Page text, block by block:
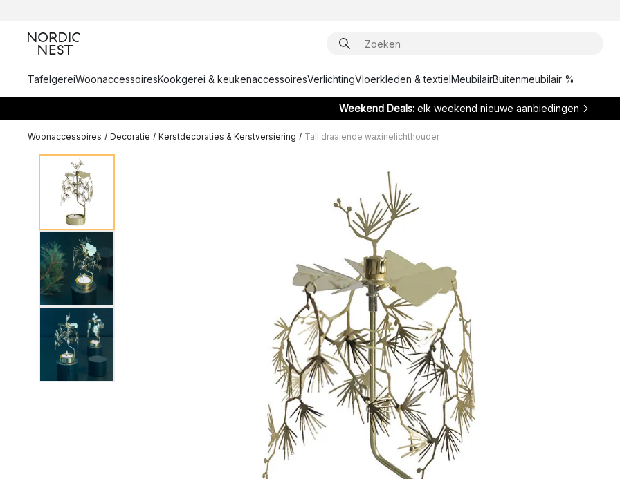
TafelgereiWoonaccessoiresKookgerei & keukenaccessoiresVerlichtingVloerkleden & textielMeubilairBuitenmeubilair %
Weekend Deals: elk weekend nieuwe aanbiedingen
Woonaccessoires / Decoratie / Kerstdecoraties & Kerstversiering / Tall draaiende waxinelichthouder